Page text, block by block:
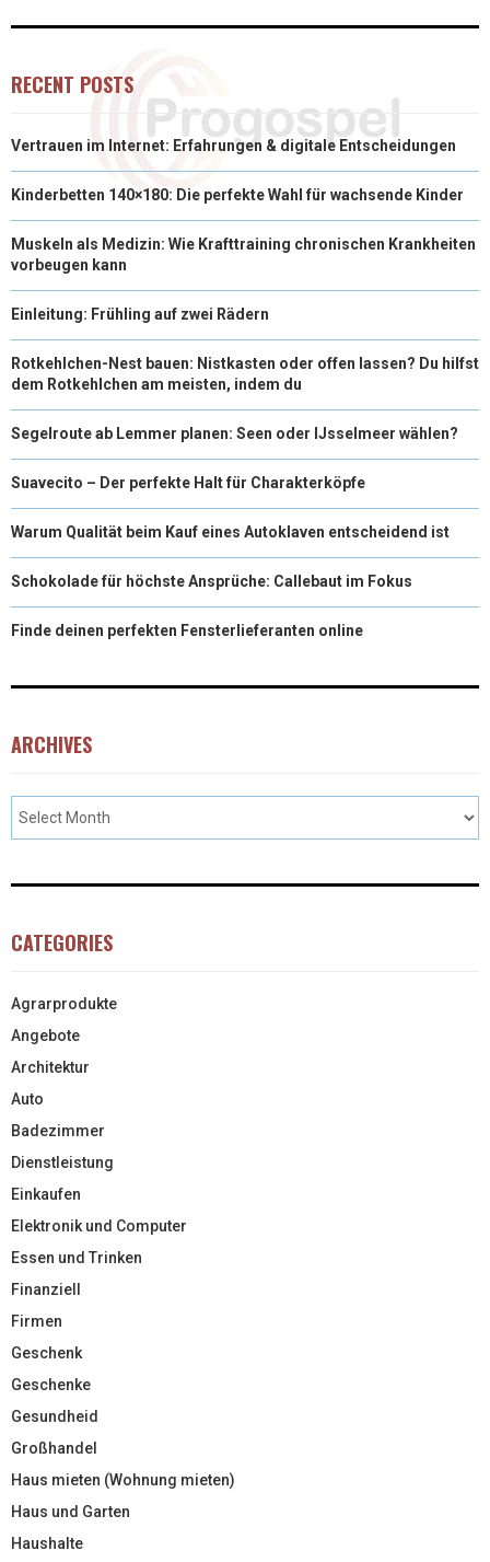
RECENT POSTS
Vertrauen im Internet: Erfahrungen & digitale Entscheidungen
Kinderbetten 140×180: Die perfekte Wahl für wachsende Kinder
Muskeln als Medizin: Wie Krafttraining chronischen Krankheiten
vorbeugen kann
Einleitung: Frühling auf zwei Rädern
Rotkehlchen-Nest bauen: Nistkasten oder offen lassen? Du hilfst
dem Rotkehlchen am meisten, indem du
Segelroute ab Lemmer planen: Seen oder IJsselmeer wählen?
Suavecito – Der perfekte Halt für Charakterköpfe
Warum Qualität beim Kauf eines Autoklaven entscheidend ist
Schokolade für höchste Ansprüche: Callebaut im Fokus
Finde deinen perfekten Fensterlieferanten online
ARCHIVES
CATEGORIES
Agrarprodukte
Angebote
Architektur
Auto
Badezimmer
Dienstleistung
Einkaufen
Elektronik und Computer
Essen und Trinken
Finanziell
Firmen
Geschenk
Geschenke
Gesundheid
Großhandel
Haus mieten (Wohnung mieten)
Haus und Garten
Haushalte